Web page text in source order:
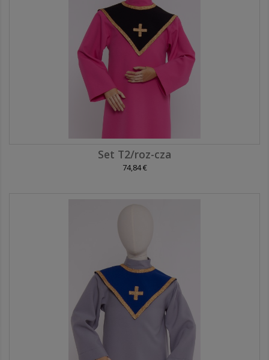
Set T2/roz-cza
74,84 €